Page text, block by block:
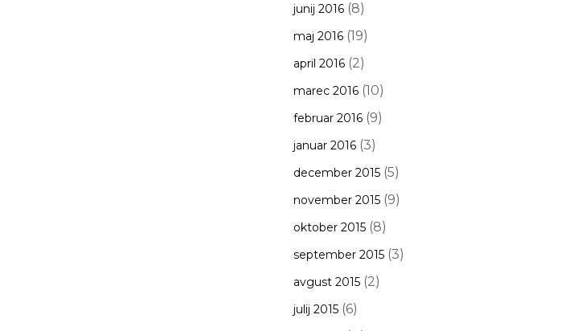
junij 2016(8)
maj 2016(19)
april 2016(2)
marec 2016(10)
februar 2016(9)
januar 2016(3)
december 2015(5)
november 2015(9)
oktober 2015(8)
september 2015(3)
avgust 2015(2)
julij 2015(6)